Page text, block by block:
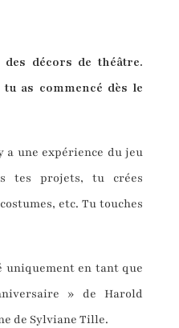
décors de théâtre.
tu as commencé dès le
a une expérience du jeu
tes projets, tu crées
etc. Tu touches
uniquement en tant que
» de Harold
de Sylviane Tille.